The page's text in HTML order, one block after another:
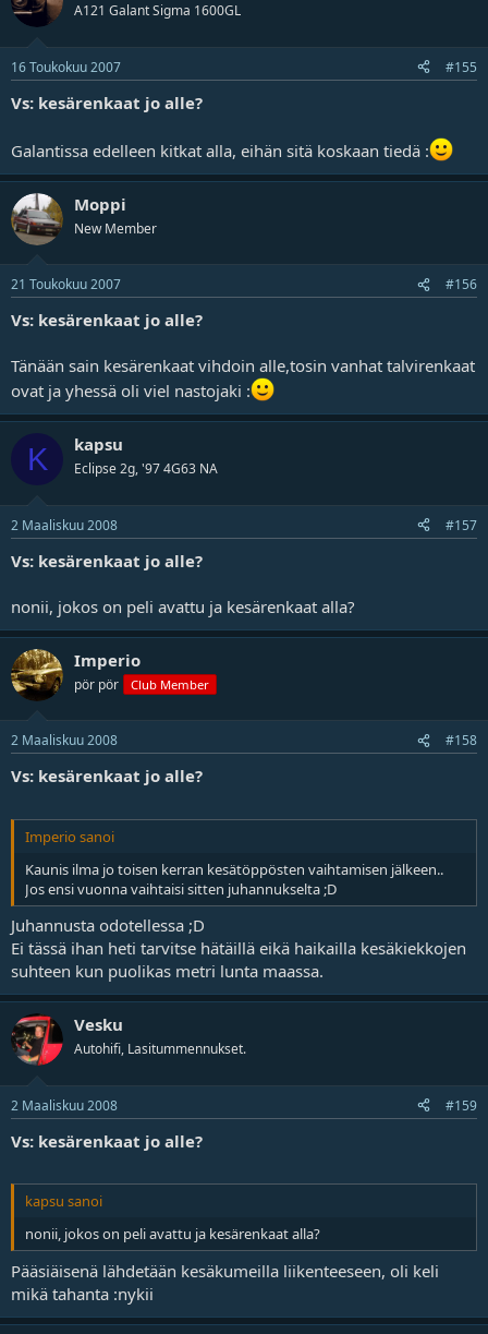
A121 Galant Sigma 1600GL
16 Toukokuu 2007 #155
Vs: kesärenkaat jo alle?
Galantissa edelleen kitkat alla, eihän sitä koskaan tiedä :
Moppi
New Member
21 Toukokuu 2007 #156
Vs: kesärenkaat jo alle?
Tänään sain kesärenkaat vihdoin alle,tosin vanhat talvirenkaat
ovat ja yhessä oli viel nastojaki :
K kapsu
Eclipse 2g, '97 4G63 NA
2 Maaliskuu 2008 #157
Vs: kesärenkaat jo alle?
nonii, jokos on peli avattu ja kesärenkaat alla?
Imperio
pör pör Club Member
2 Maaliskuu 2008 #158
Vs: kesärenkaat jo alle?
Imperio sanoi
Kaunis ilma jo toisen kerran kesätöppösten vaihtamisen jälkeen..
Jos ensi vuonna vaihtaisi sitten juhannukselta ;D
Juhannusta odotellessa ;D
Ei tässä ihan heti tarvitse hätäillä eikä haikailla kesäkiekkojen
suhteen kun puolikas metri lunta maassa.
Vesku
Autohifi, Lasitummennukset.
2 Maaliskuu 2008 #159
Vs: kesärenkaat jo alle?
kapsu sanoi
nonii, jokos on peli avattu ja kesärenkaat alla?
Pääsiäisenä lähdetään kesäkumeilla liikenteeseen, oli keli
mikä tahanta :nykii